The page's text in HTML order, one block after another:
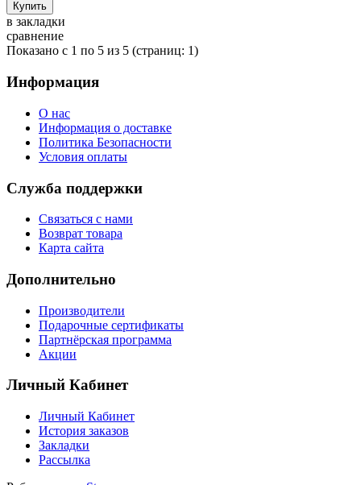
в закладки
сравнение
Показано с 1 по 5 из 5 (страниц: 1)
Информация
О нас
Информация о доставке
Политика Безопасности
Условия оплаты
Служба поддержки
Связаться с нами
Возврат товара
Карта сайта
Дополнительно
Производители
Подарочные сертификаты
Партнёрская программа
Акции
Личный Кабинет
Личный Кабинет
История заказов
Закладки
Рассылка